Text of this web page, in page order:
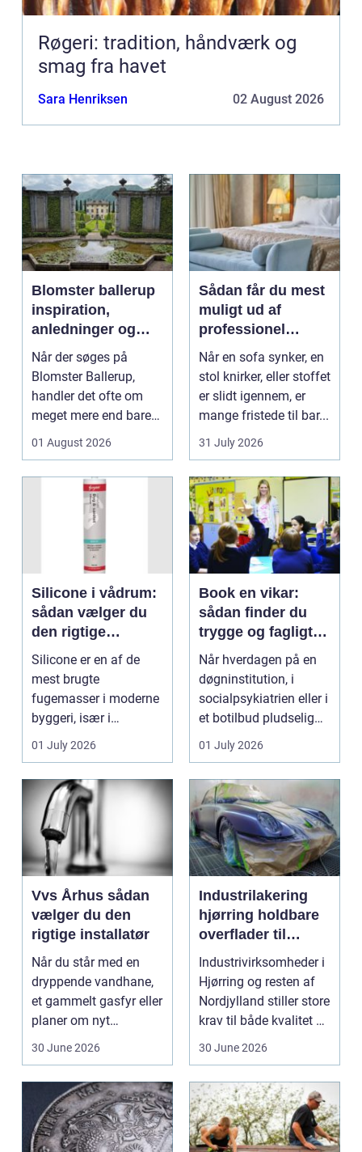
Røgeri: tradition, håndværk og
smag fra havet
Sara Henriksen 02 August 2026
Blomster ballerup
inspiration,
anledninger og
lokale muligheder
Når der søges på
Blomster Ballerup,
handler det ofte om
meget mere end bare
en hurtig buket.
Blomste...
01 August 2026
Sådan får du mest
muligt ud af
professionel
møbelpolstring
Når en sofa synker, en
stol knirker, eller stoffet
er slidt igennem, er
mange fristede til bar...
31 July 2026
Silicone i vådrum:
sådan vælger du
den rigtige
fugemasse
Silicone er en af de
mest brugte
fugemasser i moderne
byggeri, især i
badeværelser,
køkkener og andr...
01 July 2026
Book en vikar:
sådan finder du
trygge og fagligt
stærke løsninger
Når hverdagen på en
døgninstitution, i
socialpsykiatrien eller i
et botilbud pludselig
ændrer sig, k...
01 July 2026
Vvs Århus sådan
vælger du den
rigtige installatør
Når du står med en
dryppende vandhane,
et gammelt gasfyr eller
planer om nyt
badeværelse, bliver
30 June 2026
Industrilakering
hjørring holdbare
overflader til
industri og erhverv
Industrivirksomheder i
Hjørring og resten af
Nordjylland stiller store
krav til både kvalitet og
hol...
30 June 2026